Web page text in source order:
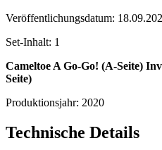
Veröffentlichungsdatum:
Set-Inhalt: 1
Cameltoe A Go-Go! (A-Seite)
Seite)
Produktionsjahr: 2020
Technische Details